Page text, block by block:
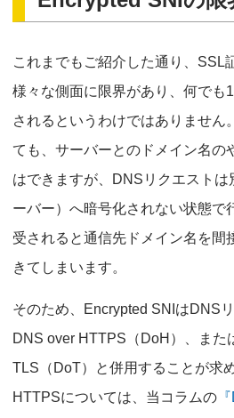
これまでもご紹介した通り、SSL
様々な側面に限界があり、何でも
されるというわけではありません
ても、サーバーとのドメイン名の
はできますが、DNSリクエスト
ーバー）へ暗号化されない状態で
受されると通信先ドメイン名を間
きてしまいます。
そのため、Encrypted SNIはDNS
DNS over HTTPS（DoH）、また
TLS（DoT）と併用することが求
HTTPSについては、当コラムの